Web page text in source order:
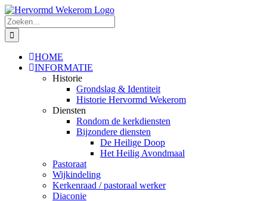
Ga
naar
inhoud
Zoeken
naar:
HOME
INFORMATIE
Historie
Grondslag & Identiteit
Historie Hervormd Wekerom
Diensten
Rondom de kerkdiensten
Bijzondere diensten
De Heilige Doop
Het Heilig Avondmaal
Pastoraat
Wijkindeling
Kerkenraad / pastoraal werker
Diaconie